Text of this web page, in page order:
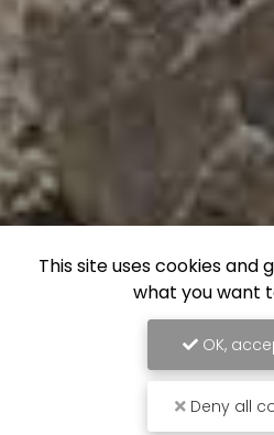
This site uses cookies and
what you want
OK,
Deny all